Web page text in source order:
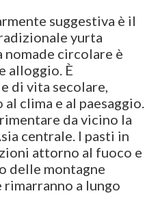
suggestiva è il
yurta
nomade circolare è
alloggio. È
di vita secolare,
clima e al paesaggio.
da vicino la
centrale. I pasti in
attorno al fuoco e
delle montagne
a lungo